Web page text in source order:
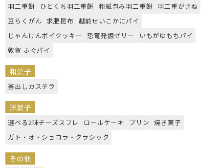
羽二重餅 ひとくち羽二重餅 和紙包み羽二重餅 羽二重がさね
豆らくがん 求肥昆布 越前せいこかにパイ
じゃんけんポイクッキー
恐竜発掘ゼリー
いもがゆもちパイ
敦賀 ふぐパイ
和菓子
釜出しカステラ
洋菓子
選べる2味チーズスフレ ロールケーキ プリン
焼き菓子
ガト・オ・ショコラ・クラシック
その他